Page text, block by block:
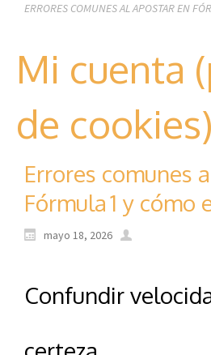
ERRORES COMUNES AL APOSTAR EN
Mi cuenta
de cookies)
Errores comunes
Fórmula 1 y cómo
mayo 18, 2026
Confundir